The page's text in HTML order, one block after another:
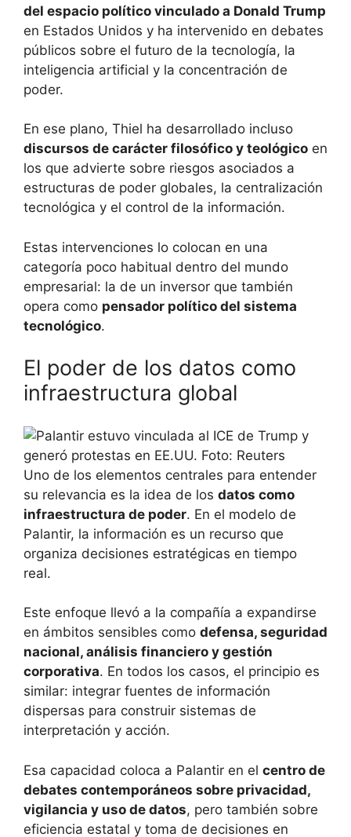
del espacio político vinculado a Donald Trump
en Estados Unidos y ha intervenido en debates
públicos sobre el futuro de la tecnología, la
inteligencia artificial y la concentración de
poder.
En ese plano, Thiel ha desarrollado incluso
discursos de carácter filosófico y teológico en
los que advierte sobre riesgos asociados a
estructuras de poder globales, la centralización
tecnológica y el control de la información.
Estas intervenciones lo colocan en una
categoría poco habitual dentro del mundo
empresarial: la de un inversor que también
opera como pensador político del sistema
tecnológico.
El poder de los datos como
infraestructura global
Uno de los elementos centrales para entender
su relevancia es la idea de los datos como
infraestructura de poder. En el modelo de
Palantir, la información es un recurso que
organiza decisiones estratégicas en tiempo
real.
Este enfoque llevó a la compañía a expandirse
en ámbitos sensibles como defensa, seguridad
nacional, análisis financiero y gestión
corporativa. En todos los casos, el principio es
similar: integrar fuentes de información
dispersas para construir sistemas de
interpretación y acción.
Esa capacidad coloca a Palantir en el centro de
debates contemporáneos sobre privacidad,
vigilancia y uso de datos, pero también sobre
eficiencia estatal y toma de decisiones en